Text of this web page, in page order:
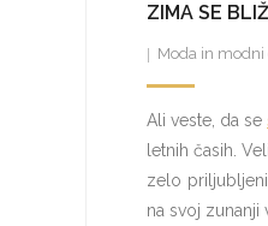
ZIMA SE
Moda in modni
Ali veste, da se
letnih časih.
zelo
na svoj